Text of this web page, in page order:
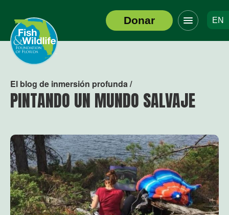
Logotipo
del
encabezado
Donar
Haga
clic
para
alternar
EN
El blog de inmersión profunda /
PINTANDO UN MUNDO SALVAJE